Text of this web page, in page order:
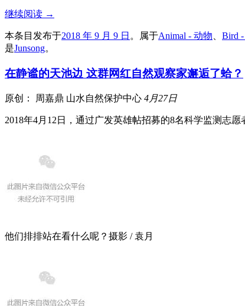
继续阅读 →
本条目发布于2018 年 9 月 9 日 。属于Animal - 动物、 Bird
是Junsong。
在静谧的天池边 这群网红自然观察家邂逅了蛤？
原创： 周嘉鼎 山水自然保护中心 4月27日
2018年4月12日，通过广发英雄帖招募的8名科学监测
他们排排站在看什么呢？摄影 / 袁月